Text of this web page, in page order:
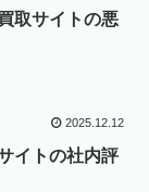
取サイトの悪
2025.12.12
イトの社内評